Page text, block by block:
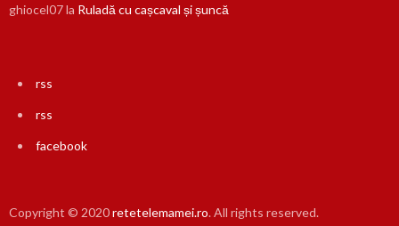
ghiocel07la Ruladă cu cașcaval și șuncă
rss
rss
facebook
Copyright © 2020retetelemamei.ro. All rights reserved.